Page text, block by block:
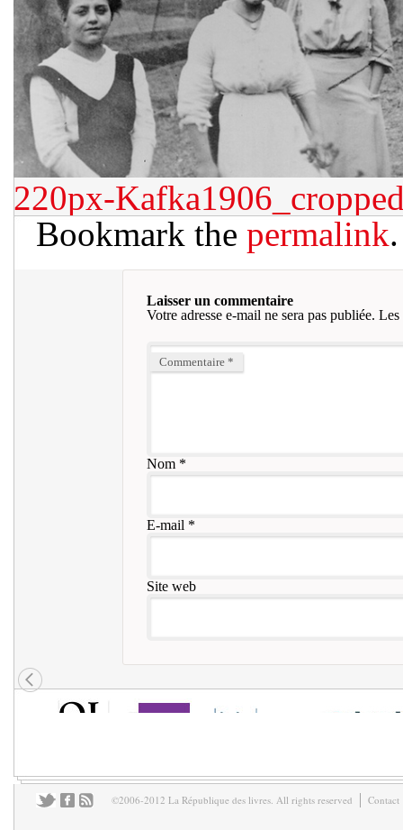
220px-
Bookmark the permalink.
Laisser un commentaire
Votre adresse e-mail ne sera pas publiée. Les
Commentaire *
Nom*
E-mail *
Site web
©2006-2012 La République des livres. All rights reserved Contact